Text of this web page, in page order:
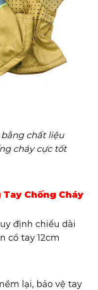
chất liệu
cháy cực tốt
Chống Cháy
định chiều dài
cổ tay 12cm
lại, bảo vệ tay